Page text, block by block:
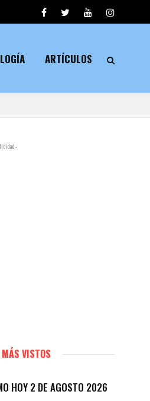
ARTÍCULOS
-
VISTOS
HOY 2 DE AGOSTO 2026